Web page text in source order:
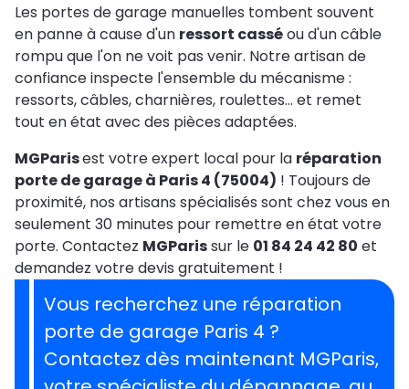
Les portes de garage manuelles tombent souvent
en panne à cause d'un ressort casséou d'un câble
rompu que l'on ne voit pas venir. Notre artisan de
confiance inspecte l'ensemble du mécanisme :
ressorts, câbles, charnières, roulettes… et remet
tout en état avec des pièces adaptées.
MGParisest votre expert local pour la réparation
porte de garage à Paris 4 (75004) ! Toujours de
proximité, nos artisans spécialisés sont chez vous en
seulement 30 minutes pour remettre en état votre
porte. Contactez MGParissur le 01 84 24 42 80 et
demandez votre devis gratuitement !
Vous recherchez une réparation
porte de garage Paris 4 ?
Contactez dès maintenant MGParis,